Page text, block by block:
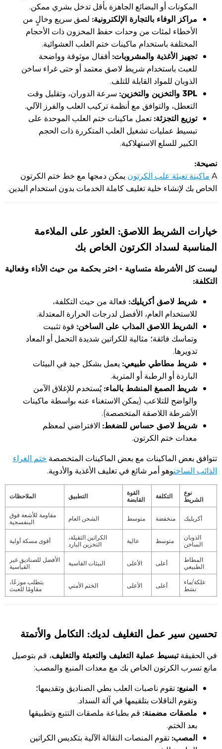
المكونات أو البضائع الجاهزة بأقل تدخل بشري ممكن.
مراكز الوفاء بالتجارة الإلكترونية: لصق سريع وخالٍ من
الأخطاء لمئات من وحدات حفظ المخزون ذات الأحجام
المختلفة باستخدام ماكينات ختم العلب العشوائية.
تجهيز الأغذية والمشروبات: أقفال موثوقة وواضحة
للعبث باستخدام شريط لاصق معتمد أو حتى غراء ساخن
الذوبان للمواد القابلة للتلف.
3PL والتخزين والتخزين:
سرعة الدوران، وتقليل وقت
التعطل، والتوافق مع أنظمة تركيب العلب والفرز الآلي.
توزيع التجزئة: تعمل ماكينات ختم العلب الموحدة على
تبسيط عمليات تشغيل العلب المتكررة ذات الحجم
الكبير للسلع الاستهلاكية.
نصيحة:
A ماكينة تعبئة علب الكرتون يمكن دمجها مع خط ختم الكرتون
الخاص بك لإنشاء خلية تغليف كاملة الخدمات بدون استخدام اليدين.
خيارات الشريط اللاصق: العثور على الملاءمة
المناسبة لسداد الكرتون الخاص بك
ليست كل الأشرطة متساوية - اختر بحكمة من حيث الأداء وفعالية
التكلفة:
شريط لاصق أكريليك: فعالة من حيث التكلفة،
للاستخدام العام، الأفضل لدرجات الحرارة المعتدلة.
الشريط اللاصق المذاب على الساخن: قوة تثبيت
وتماسك فائقة؛ مثالية للكراتين شديدة التحمل أو المعاد
تدويرها.
شريط مطاطي طبيعي: يعمل بشكل جيد في البيئات
الباردة أو الرطبة أو المتربة.
شريط الصمغ المنشط بالماء:يُستخدم للإغلاق الآمن
والواضح للتلاعب (يمكن الاستغناء عنه بواسطة ماكينات
الأشرطة اللاصقة المتخصصة).
شريط لاصق حساس للضغط: الافتراضي لمعظم
معدات ختم الكرتون.
تتوافق بعض الماكينات مع بعض الماكينات المتخصصة ختم الغراء
الذائب الساخنوهو أمر شائع في تغليف الأغذية والأدوية.
نوع
الشريط التكلفة القوة
القابضة التطبيق الملاحظات
أكريليك منخفضة متوسط الشحن العام
مقاومة للأشعة فوق
البنفسجية
الذوبان
الساخن
متوسط عالية
الكراتين الثقيلة،
التخزين البارد
أقوى مسكة أولية
المطاط
الطبيعي
أعلى الأعلى البيئات القاسية
الأفضل للصناديق غير
القياسية
علكة/ماء
نشط
أعلى الأعلى الختم الأمني
يتطلب موزعًا،
مقاومًا للعبث
تحسين سير عمل التغليف لديك: التكامل والأتمتة
في الحقيقةتبسيط عملية التغليف والتعبئة والتغليف، قم بتوصيل
مانع تسرب الكرتون الخاص بك مع معدات المنبع والمصب:
المنبع: تقوم ناصبات العلب بطي الصناديق وتقديمها؛
وتقوم الناقلات بتلقيمها في آلة السداد.
ملصقات مضمنة: قم بطباعة ملصقات التتبع وتطبيقها
بعد الختم.
المصب: تقوم المنصات النقالة الآلية بتكديس الكراتين